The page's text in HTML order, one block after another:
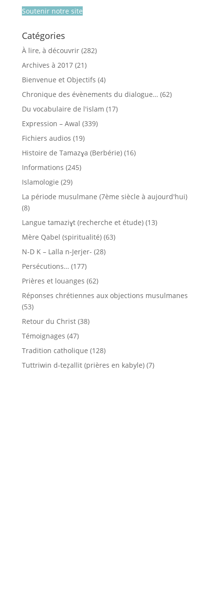
Soutenir notre site
Catégories
À lire, à découvrir(282)
Archives à 2017(21)
Bienvenue et Objectifs (4)
Chronique des évènements du dialogue… (62)
Du vocabulaire de l'islam (17)
Expression – Awal (339)
Fichiers audios (19)
Histoire de Tamazɣa (Berbérie)(16)
Informations (245)
Islamologie (29)
La période musulmane (7ème siècle à aujourd'hui)
(8)
Langue tamaziɣt (recherche et étude)(13)
Mère Qabel (spiritualité)(63)
N-D K – Lalla n-Jerjer- (28)
Persécutions… (177)
Prières et louanges (62)
Réponses chrétiennes aux objections musulmanes
(53)
Retour du Christ(38)
Témoignages (47)
Tradition catholique (128)
Tuttriwin d-teẓallit (prières en kabyle)(7)